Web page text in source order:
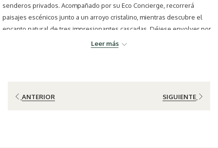
presentación
de
diapositivas
siguientes
enlaces,
se
senderos privados. Acompañado por su Eco Concierge, recorrerá
paisajes escénicos junto a un arroyo cristalino, mientras descubre el
encanto natural de tres impresionantes cascadas. Déjese envolver por
la serenidad del bosque y renueve su energía con esta caminata
Leer más
ANTERIOR SIGUIENTE